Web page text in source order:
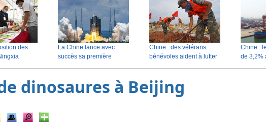
dinosaures à Beijing